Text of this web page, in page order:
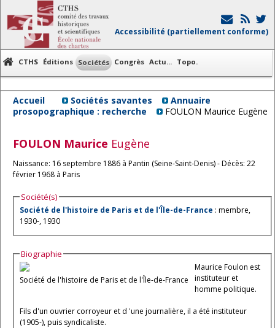
Accessibilité (partiellement conforme)
CTHS Éditions Sociétés Congrès Actu... Topo.
Accueil Sociétés savantes
Annuaire
prosopographique : recherche
FOULON Maurice Eugène
FOULON Maurice Eugène
Naissance: 16 septembre 1886 à Pantin (Seine-Saint-Denis) - Décès: 22
février 1968 à Paris
Société(s)
Société de l'histoire de Paris et de l'Île-de-France : membre,
1930-, 1930
Biographie
Société de l'histoire de Paris et de l'Île-de-France
Maurice Foulon est
instituteur et
homme politique.
Fils d'un ouvrier corroyeur et d 'une journalière, il a été instituteur
(1905-), puis syndicaliste.